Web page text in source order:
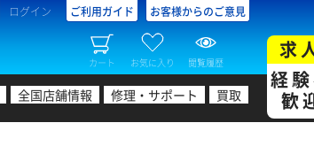
ログイン ご利用ガイド お客様からのご意見
カート お気に入り 閲覧履歴
全国店舗情報 修理・サポート 買取
求
経
歓